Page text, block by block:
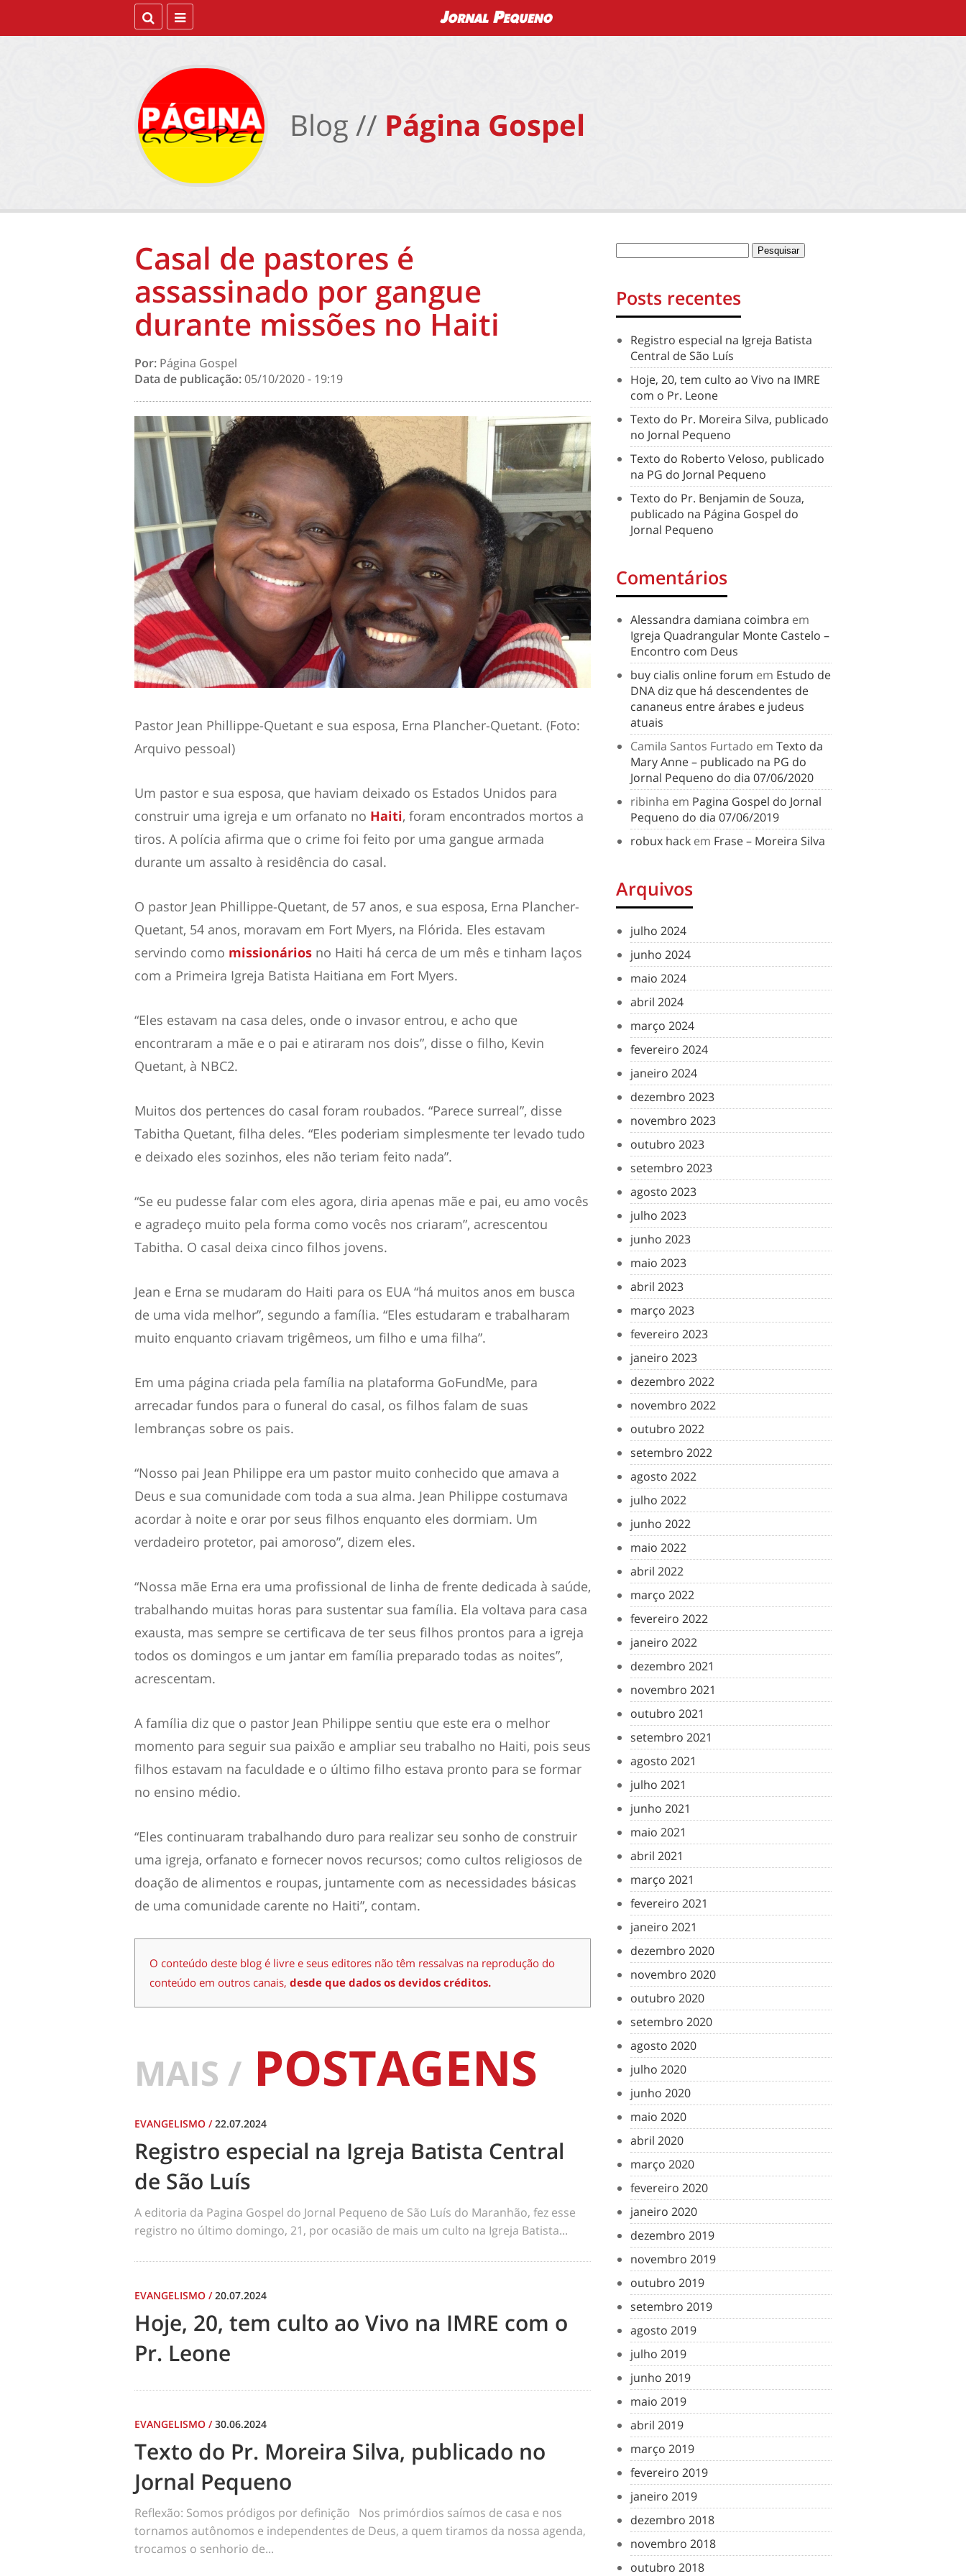
Blog // Página Gospel
Casal de pastores é
assassinado por gangue
durante missões no Haiti
Por: Página Gospel
Data de publicação:05/10/2020 - 19:19
Pastor Jean Phillippe-Quetant e sua esposa, Erna Plancher-Quetant. (Foto:
Arquivo pessoal)
Um pastor e sua esposa, que haviam deixado os Estados Unidos para
construir uma igreja e um orfanato no Haiti, foram encontrados mortos a
tiros. A polícia afirma que o crime foi feito por uma gangue armada
durante um assalto à residência do casal.
O pastor Jean Phillippe-Quetant, de 57 anos, e sua esposa, Erna Plancher-
Quetant, 54 anos, moravam em Fort Myers, na Flórida. Eles estavam
servindo como missionários no Haiti há cerca de um mês e tinham laços
com a Primeira Igreja Batista Haitiana em Fort Myers.
“Eles estavam na casa deles, onde o invasor entrou, e acho que
encontraram a mãe e o pai e atiraram nos dois”, disse o filho, Kevin
Quetant, à NBC2.
Muitos dos pertences do casal foram roubados. “Parece surreal”, disse
Tabitha Quetant, filha deles. “Eles poderiam simplesmente ter levado tudo
e deixado eles sozinhos, eles não teriam feito nada”.
“Se eu pudesse falar com eles agora, diria apenas mãe e pai, eu amo vocês
e agradeço muito pela forma como vocês nos criaram”, acrescentou
Tabitha. O casal deixa cinco filhos jovens.
Jean e Erna se mudaram do Haiti para os EUA “há muitos anos em busca
de uma vida melhor”, segundo a família. “Eles estudaram e trabalharam
muito enquanto criavam trigêmeos, um filho e uma filha”.
Em uma página criada pela família na plataforma GoFundMe, para
arrecadar fundos para o funeral do casal, os filhos falam de suas
lembranças sobre os pais.
“Nosso pai Jean Philippe era um pastor muito conhecido que amava a
Deus e sua comunidade com toda a sua alma. Jean Philippe costumava
acordar à noite e orar por seus filhos enquanto eles dormiam. Um
verdadeiro protetor, pai amoroso”, dizem eles.
“Nossa mãe Erna era uma profissional de linha de frente dedicada à saúde,
trabalhando muitas horas para sustentar sua família. Ela voltava para casa
exausta, mas sempre se certificava de ter seus filhos prontos para a igreja
todos os domingos e um jantar em família preparado todas as noites”,
acrescentam.
A família diz que o pastor Jean Philippe sentiu que este era o melhor
momento para seguir sua paixão e ampliar seu trabalho no Haiti, pois seus
filhos estavam na faculdade e o último filho estava pronto para se formar
no ensino médio.
“Eles continuaram trabalhando duro para realizar seu sonho de construir
uma igreja, orfanato e fornecer novos recursos; como cultos religiosos de
doação de alimentos e roupas, juntamente com as necessidades básicas
de uma comunidade carente no Haiti”, contam.
O conteúdo deste blog é livre e seus editores não têm ressalvas na reprodução do
conteúdo em outros canais, desde que dados os devidos créditos.
MAIS / POSTAGENS
EVANGELISMO /22.07.2024
Registro especial na Igreja Batista Central
de São Luís
A editoria da Pagina Gospel do Jornal Pequeno de São Luís do Maranhão, fez esse
registro no último domingo, 21, por ocasião de mais um culto na Igreja Batista...
EVANGELISMO /20.07.2024
Hoje, 20, tem culto ao Vivo na IMRE com o
Pr. Leone
EVANGELISMO /30.06.2024
Texto do Pr. Moreira Silva, publicado no
Jornal Pequeno
Reflexão: Somos pródigos por definição Nos primórdios saímos de casa e nos
tornamos autônomos e independentes de Deus, a quem tiramos da nossa agenda,
trocamos o senhorio de...
Posts recentes
Registro especial na Igreja Batista
Central de São Luís
Hoje, 20, tem culto ao Vivo na IMRE
com o Pr. Leone
Texto do Pr. Moreira Silva, publicado
no Jornal Pequeno
Texto do Roberto Veloso, publicado
na PG do Jornal Pequeno
Texto do Pr. Benjamin de Souza,
publicado na Página Gospel do
Jornal Pequeno
Comentários
Alessandra damiana coimbra em
Igreja Quadrangular Monte Castelo –
Encontro com Deus
buy cialis online forum em Estudo de
DNA diz que há descendentes de
cananeus entre árabes e judeus
atuais
Camila Santos Furtado em Texto da
Mary Anne – publicado na PG do
Jornal Pequeno do dia 07/06/2020
ribinha em Pagina Gospel do Jornal
Pequeno do dia 07/06/2019
robux hack em Frase – Moreira Silva
Arquivos
julho 2024
junho 2024
maio 2024
abril 2024
março 2024
fevereiro 2024
janeiro 2024
dezembro 2023
novembro 2023
outubro 2023
setembro 2023
agosto 2023
julho 2023
junho 2023
maio 2023
abril 2023
março 2023
fevereiro 2023
janeiro 2023
dezembro 2022
novembro 2022
outubro 2022
setembro 2022
agosto 2022
julho 2022
junho 2022
maio 2022
abril 2022
março 2022
fevereiro 2022
janeiro 2022
dezembro 2021
novembro 2021
outubro 2021
setembro 2021
agosto 2021
julho 2021
junho 2021
maio 2021
abril 2021
março 2021
fevereiro 2021
janeiro 2021
dezembro 2020
novembro 2020
outubro 2020
setembro 2020
agosto 2020
julho 2020
junho 2020
maio 2020
abril 2020
março 2020
fevereiro 2020
janeiro 2020
dezembro 2019
novembro 2019
outubro 2019
setembro 2019
agosto 2019
julho 2019
junho 2019
maio 2019
abril 2019
março 2019
fevereiro 2019
janeiro 2019
dezembro 2018
novembro 2018
outubro 2018